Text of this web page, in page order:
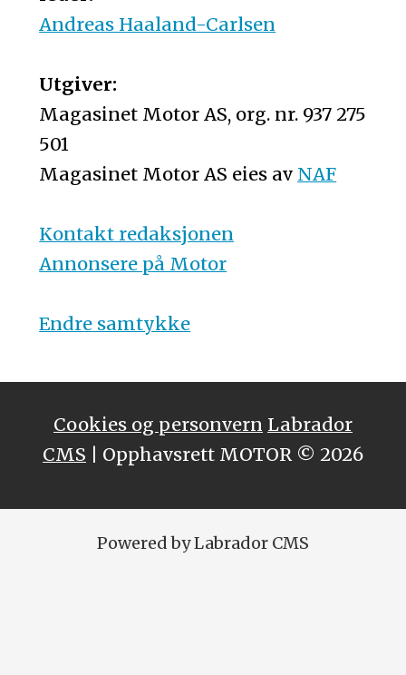
Andreas Haaland-Carlsen
Utgiver:
Magasinet Motor AS, org. nr. 937 275
501
Magasinet Motor AS eies av NAF
Kontakt redaksjonen
Annonsere på Motor
Endre samtykke
Cookies og personvern Labrador
CMS | Opphavsrett MOTOR © 2026
Powered by Labrador CMS